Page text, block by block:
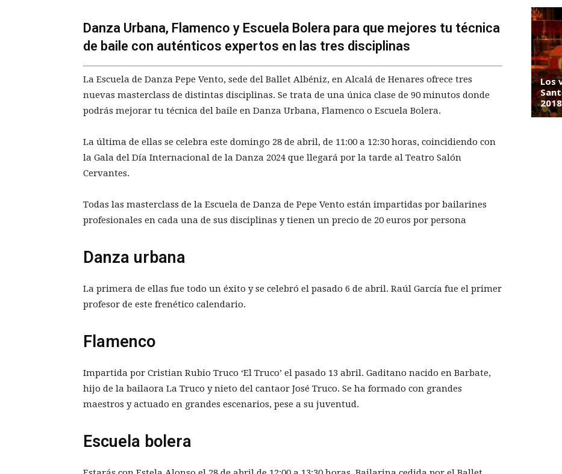
Danza Urbana, Flamenco y Escuela Bolera para que mejores tu técnica
de baile con auténticos expertos en las tres disciplinas
La Escuela de Danza Pepe Vento, sede del Ballet Albéniz, en Alcalá de Henares ofrece tres
nuevas masterclass de distintas disciplinas. Se trata de una única clase de 90 minutos donde
podrás mejorar tu técnica del baile en Danza Urbana, Flamenco o Escuela Bolera.
La última de ellas se celebra este domingo 28 de abril, de 11:00 a 12:30 horas, coincidiendo con
la Gala del Día Internacional de la Danza 2024 que llegará por la tarde al Teatro Salón
Cervantes.
Todas las masterclass de la Escuela de Danza de Pepe Vento están impartidas por bailarines
profesionales en cada una de sus disciplinas y tienen un precio de 20 euros por persona
Danza urbana
La primera de ellas fue todo un éxito y se celebró el pasado 6 de abril. Raúl García fue el primer
profesor de este frenético calendario.
Flamenco
Impartida por Cristian Rubio Truco ‘El Truco’ el pasado 13 abril. Gaditano nacido en Barbate,
hijo de la bailaora La Truco y nieto del cantaor José Truco. Se ha formado con grandes
maestros y actuado en grandes escenarios, pese a su juventud.
Escuela bolera